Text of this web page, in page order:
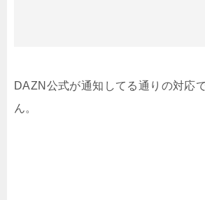
DAZN公式が通知してる通りの対応
ん。